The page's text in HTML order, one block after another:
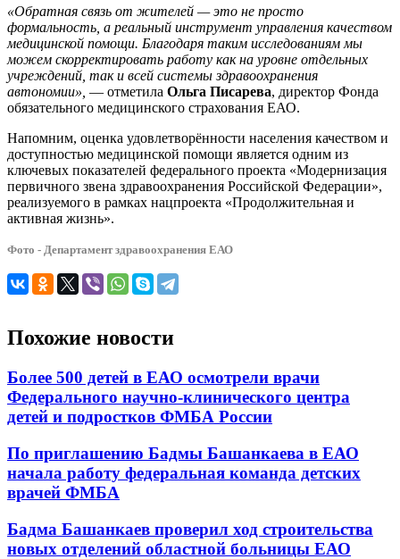
«Обратная связь от жителей — это не просто
формальность, а реальный инструмент управления качеством
медицинской помощи. Благодаря таким исследованиям мы
можем скорректировать работу как на уровне отдельных
учреждений, так и всей системы здравоохранения
автономии», — отметила Ольга Писарева, директор Фонда
обязательного медицинского страхования ЕАО.
Напомним, оценка удовлетворённости населения качеством и
доступностью медицинской помощи является одним из
ключевых показателей федерального проекта «Модернизация
первичного звена здравоохранения Российской Федерации»,
реализуемого в рамках нацпроекта «Продолжительная и
активная жизнь».
Фото - Департамент здравоохранения ЕАО
Похожие новости
Более 500 детей в ЕАО осмотрели врачи
Федерального научно-клинического центра
детей и подростков ФМБА России
По приглашению Бадмы Башанкаева в ЕАО
начала работу федеральная команда детских
врачей ФМБА
Бадма Башанкаев проверил ход строительства
новых отделений областной больницы ЕАО